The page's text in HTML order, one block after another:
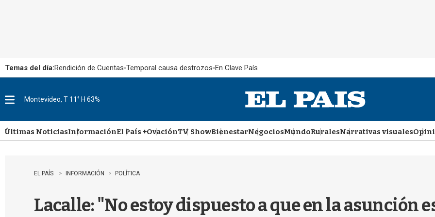
Temas del día:Rendición de Cuentas Temporal causa destrozos En Clave País
u
Montevideo, T 11° H 63%
Últimas NoticiasInformaciónEl País +OvaciónTV ShowBienestarNegociosMundoRuralesNarrativas visuales
EL PAÍS INFORMACIÓN POLÍTICA
Lacalle: "No estoy dispuesto a que en la asunción